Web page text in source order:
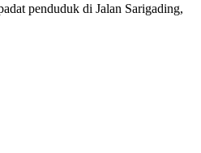
penduduk di Jalan Sarigading,